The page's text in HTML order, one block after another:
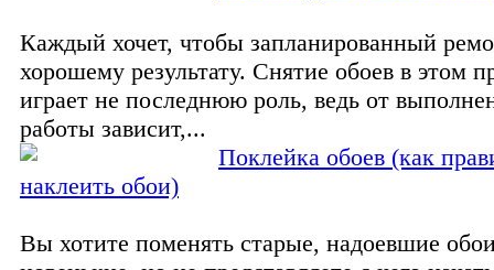
Каждый хочет, чтобы запланированный
хорошему результату. Снятие обоев в этом
играет не последнюю роль, ведь от
работы зависит,...
Поклейка обоев (как
наклеить обои)
Вы хотите поменять старые, надоевшие